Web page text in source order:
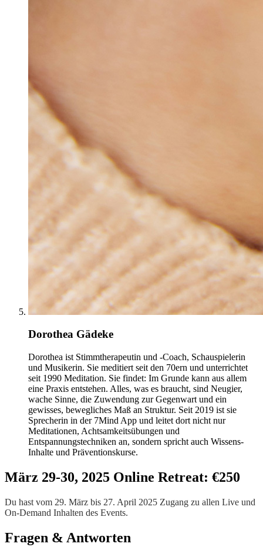
Dorothea Gädeke
Dorothea ist Stimmtherapeutin und -Coach, Schauspielerin
und Musikerin. Sie meditiert seit den 70ern und unterrichtet
seit 1990 Meditation. Sie findet: Im Grunde kann aus allem
eine Praxis entstehen. Alles, was es braucht, sind Neugier,
wache Sinne, die Zuwendung zur Gegenwart und ein
gewisses, bewegliches Maß an Struktur. Seit 2019 ist sie
Sprecherin in der 7Mind App und leitet dort nicht nur
Meditationen, Achtsamkeitsübungen und
Entspannungstechniken an, sondern spricht auch Wissens-
Inhalte und Präventionskurse.
März 29-30, 2025 Online Retreat: €250
Du hast vom 29. März bis 27. April 2025 Zugang zu allen Live und
On-Demand Inhalten des Events.
Fragen & Antworten